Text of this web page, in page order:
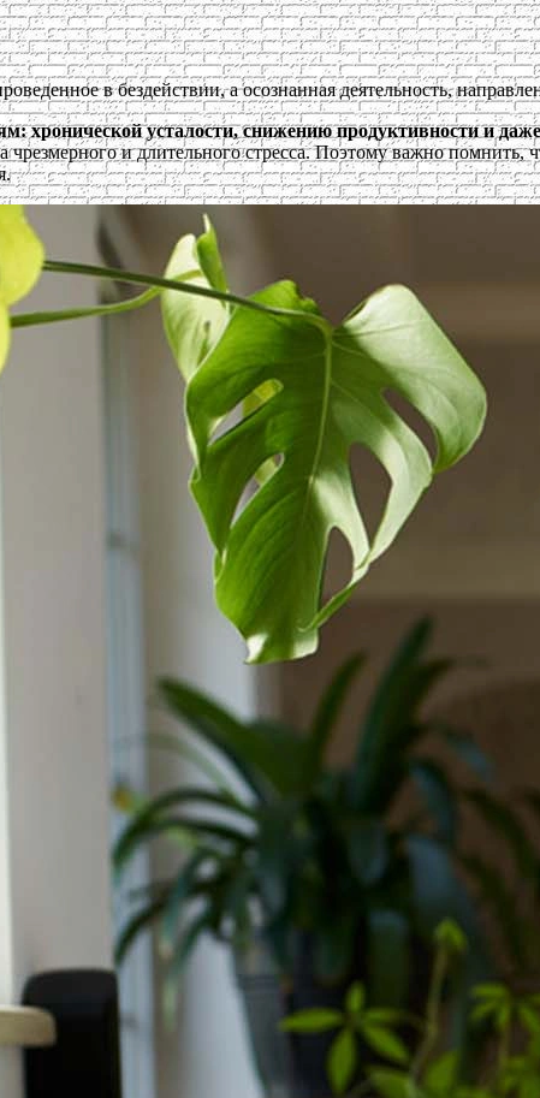
в бездействии, а осознанная деятельность,
хронической усталости, снижению продуктивности и
чрезмерного и длительного стресса. Поэтому важно